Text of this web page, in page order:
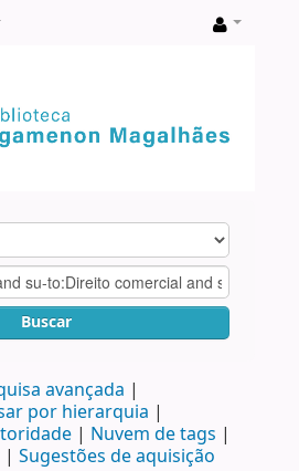
Buscar
avançada
por hierarquia
Nuvem de tags
Sugestões de aquisição